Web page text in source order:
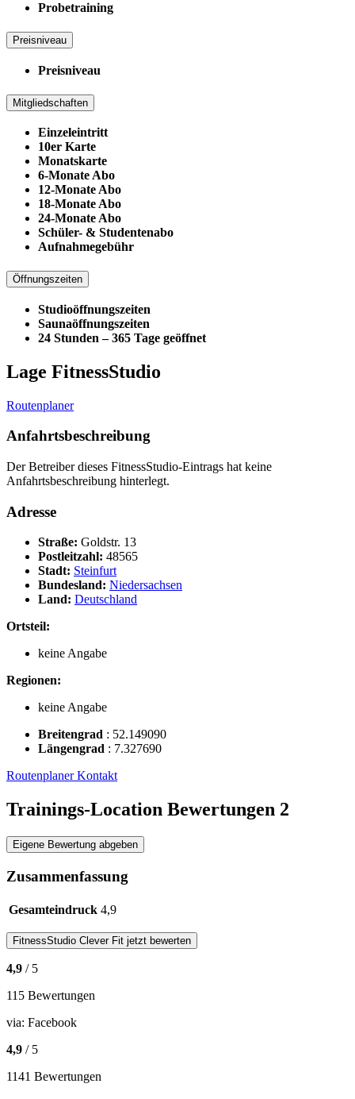
Probetraining
Preisniveau
Preisniveau
Mitgliedschaften
Einzeleintritt
10er Karte
Monatskarte
6-Monate Abo
12-Monate Abo
18-Monate Abo
24-Monate Abo
Schüler- & Studentenabo
Aufnahmegebühr
Öffnungszeiten
Studioöffnungszeiten
Saunaöffnungszeiten
24 Stunden – 365 Tage geöffnet
Lage FitnessStudio
Routenplaner
Anfahrtsbeschreibung
Der Betreiber dieses FitnessStudio-Eintrags hat keine
Anfahrtsbeschreibung hinterlegt.
Adresse
Straße: Goldstr. 13
Postleitzahl: 48565
Stadt: Steinfurt
Bundesland: Niedersachsen
Land: Deutschland
Ortsteil:
keine Angabe
Regionen:
keine Angabe
Breitengrad : 52.149090
Längengrad : 7.327690
RoutenplanerKontakt
Trainings-Location Bewertungen 2
Eigene Bewertung abgeben
Zusammenfassung
Gesamteindruck 4,9
FitnessStudio Clever Fit jetzt bewerten
4,9 / 5
115 Bewertungen
via: Facebook
4,9 / 5
1141 Bewertungen